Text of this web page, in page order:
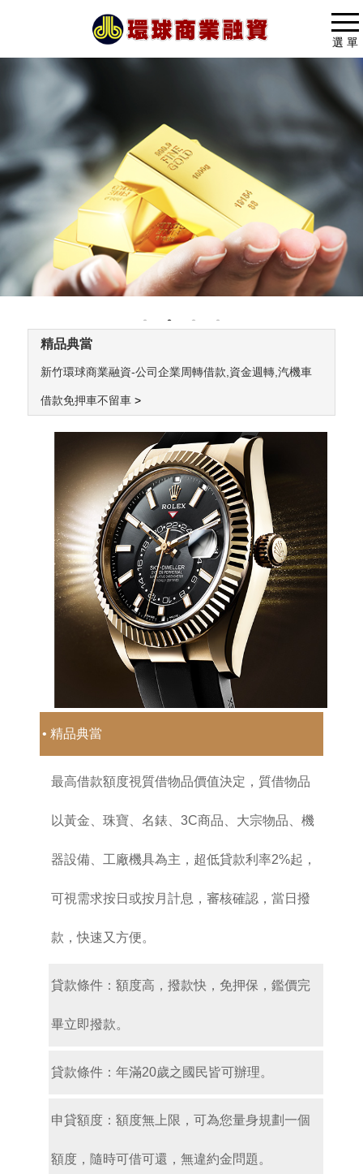
選 單
精品典當
新竹環球商業融資-公司企業周轉借款,資金週轉,汽機車
借款免押車不留車>
• 精品典當
最高借款額度視質借物品價值決定，質借物品
以黃金、珠寶、名錶、3C商品、大宗物品、機
器設備、工廠機具為主，超低貸款利率2%起，
可視需求按日或按月計息，審核確認，當日撥
款，快速又方便。
貸款條件：額度高，撥款快，免押保，鑑價完
畢立即撥款。
貸款條件：年滿20歲之國民皆可辦理。
申貸額度：額度無上限，可為您量身規劃一個
額度，隨時可借可還，無違約金問題。